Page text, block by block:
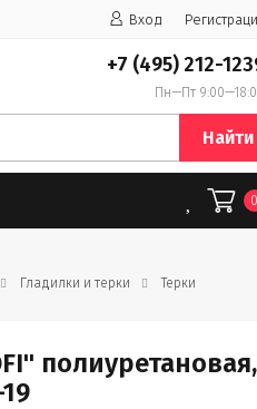
Вход
+7 (495) 212-
Пн—Пт
Найти
Гладилки и терки Терки
полиуретановая,